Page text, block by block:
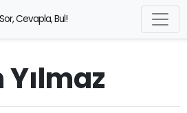
Cevapla, Bul!